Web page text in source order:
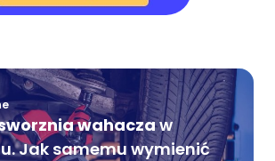
wahaczaw
Jak samemu wymienić